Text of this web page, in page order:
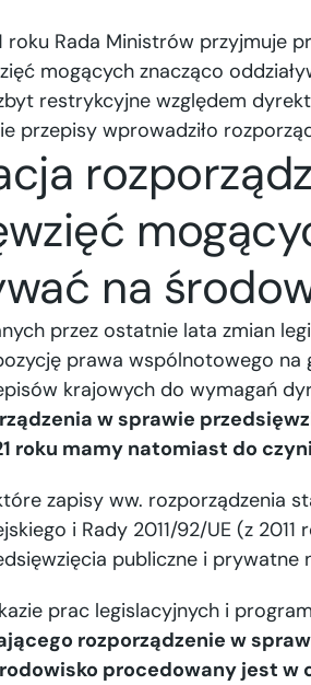
roku Rada Ministrów przyjmuje
mogących znacząco
restrykcyjne względem
przepisy wprowadziło
na
przez ostatnie lata zmian
prawa wspólnotowego
krajowych do wymagań
w sprawie
roku mamy natomiast do
zapisy ww. rozporządzenia
i Rady 2011/92/UE (z
publiczne i prywatne
prac legislacyjnych i
rozporządzenie w
procedowany jest